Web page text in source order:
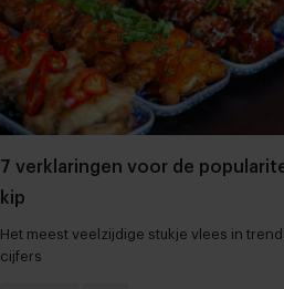
7 verklaringen voor de
kip
Het meest veelzijdige stukje vlees in
cijfers